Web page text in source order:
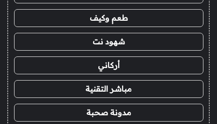
طعم وكيف
شهود نت
أركاني
مباشر التقنية
مدونة صحبة